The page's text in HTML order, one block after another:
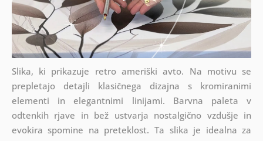
Slika, ki prikazuje retro ameriški avto. Na motivu se
prepletajo detajli klasičnega dizajna s kromiranimi
elementi in elegantnimi linijami. Barvna paleta v
odtenkih rjave in bež ustvarja nostalgično vzdušje in
evokira spomine na preteklost. Ta slika je idealna za